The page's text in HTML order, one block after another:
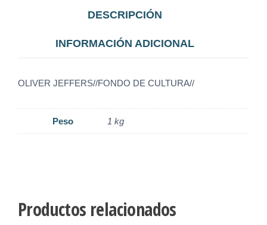
DESCRIPCIÓN
INFORMACIÓN ADICIONAL
OLIVER JEFFERS//FONDO DE CULTURA//
Peso 1 kg
Productos relacionados